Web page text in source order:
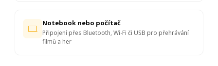
Notebook nebo počítač
Připojení přes Bluetooth, Wi-Fi či USB pro přehrávání
filmů a her